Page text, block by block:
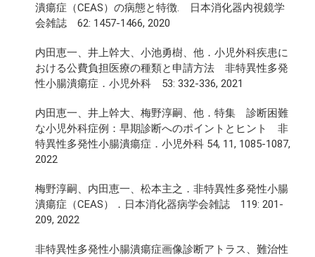
潰瘍症（CEAS）の病態と特徴. 日本消化器内視鏡学
会雑誌 62: 1457-1466, 2020
内田恵一、井上幹大、小池勇樹、他．小児外科疾患に
おける公費負担医療の種類と申請方法 非特異性多発
性小腸潰瘍症．小児外科 53: 332-336, 2021
内田恵一、井上幹大、梅野淳嗣、他．特集 診断困難
な小児外科症例：早期診断へのポイントとヒント 非
特異性多発性小腸潰瘍症．小児外科 54, 11, 1085-1087,
2022
梅野淳嗣、内田恵一、松本主之．非特異性多発性小腸
潰瘍症（CEAS）．日本消化器病学会雑誌 119: 201-
209, 2022
非特異性多発性小腸潰瘍症画像診断アトラス、難治性